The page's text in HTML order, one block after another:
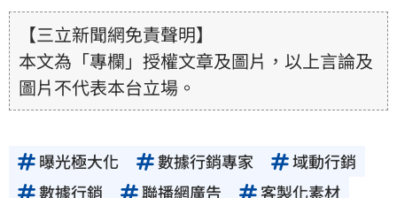
【三立新聞網免責聲明】
本文為「專欄」授權文章及圖片，以上言論及
圖片不代表本台立場。
曝光極大化 數據行銷專家
域動行銷
數據行銷
聯播網廣告 客製化素材